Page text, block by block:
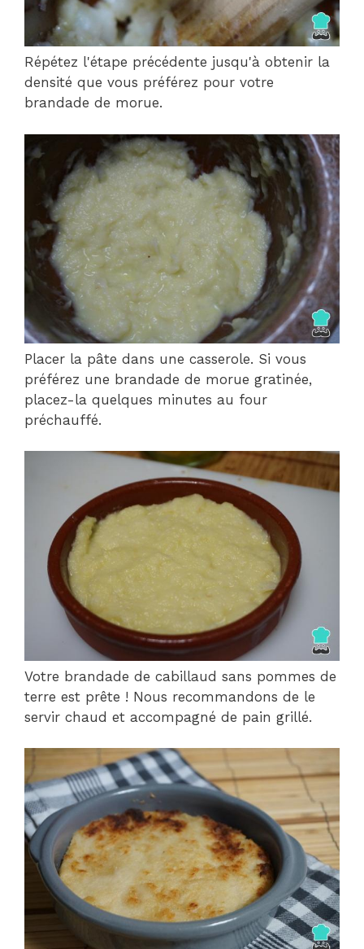
Répétez l'étape précédente jusqu'à obtenir la
densité que vous préférez pour votre
brandade de morue.
Placer la pâte dans une casserole. Si vous
préférez une brandade de morue gratinée,
placez-la quelques minutes au four
préchauffé.
Votre brandade de cabillaud sans pommes de
terre est prête ! Nous recommandons de le
servir chaud et accompagné de pain grillé.